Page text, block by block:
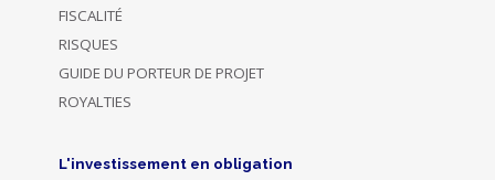
FISCALITÉ
RISQUES
GUIDE DU PORTEUR DE PROJET
ROYALTIES
L'investissement en obligation